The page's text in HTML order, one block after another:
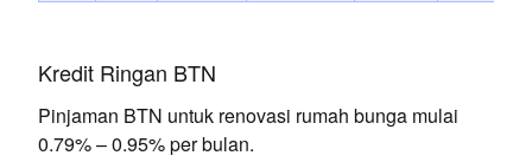
Kredit Ringan BTN
Pinjaman BTN untuk renovasi rumah bunga mulai
0.79% – 0.95% per bulan.